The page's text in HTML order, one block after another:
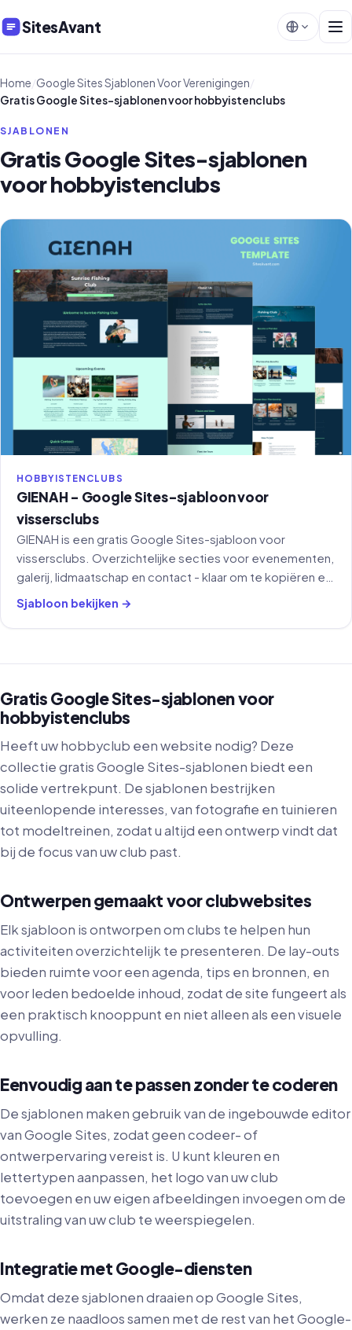
SitesAvant
Home/Google Sites Sjablonen Voor Verenigingen/
Gratis Google Sites-sjablonen voor hobbyistenclubs
SJABLONEN
Gratis Google Sites-sjablonen
voor hobbyistenclubs
HOBBYISTENCLUBS
GIENAH - Google Sites-sjabloon voor
vissersclubs
GIENAH is een gratis Google Sites-sjabloon voor
vissersclubs. Overzichtelijke secties voor evenementen,
galerij, lidmaatschap en contact - klaar om te kopiëren en
aan te passen.
Sjabloon bekijken →
Gratis Google Sites-sjablonen voor
hobbyistenclubs
Heeft uw hobbyclub een website nodig? Deze
collectie gratis Google Sites-sjablonen biedt een
solide vertrekpunt. De sjablonen bestrijken
uiteenlopende interesses, van fotografie en tuinieren
tot modeltreinen, zodat u altijd een ontwerp vindt dat
bij de focus van uw club past.
Ontwerpen gemaakt voor clubwebsites
Elk sjabloon is ontworpen om clubs te helpen hun
activiteiten overzichtelijk te presenteren. De lay-outs
bieden ruimte voor een agenda, tips en bronnen, en
voor leden bedoelde inhoud, zodat de site fungeert als
een praktisch knooppunt en niet alleen als een visuele
opvulling.
Eenvoudig aan te passen zonder te coderen
De sjablonen maken gebruik van de ingebouwde editor
van Google Sites, zodat geen codeer- of
ontwerpervaring vereist is. U kunt kleuren en
lettertypen aanpassen, het logo van uw club
toevoegen en uw eigen afbeeldingen invoegen om de
uitstraling van uw club te weerspiegelen.
Integratie met Google-diensten
Omdat deze sjablonen draaien op Google Sites,
werken ze naadloos samen met de rest van het Google-